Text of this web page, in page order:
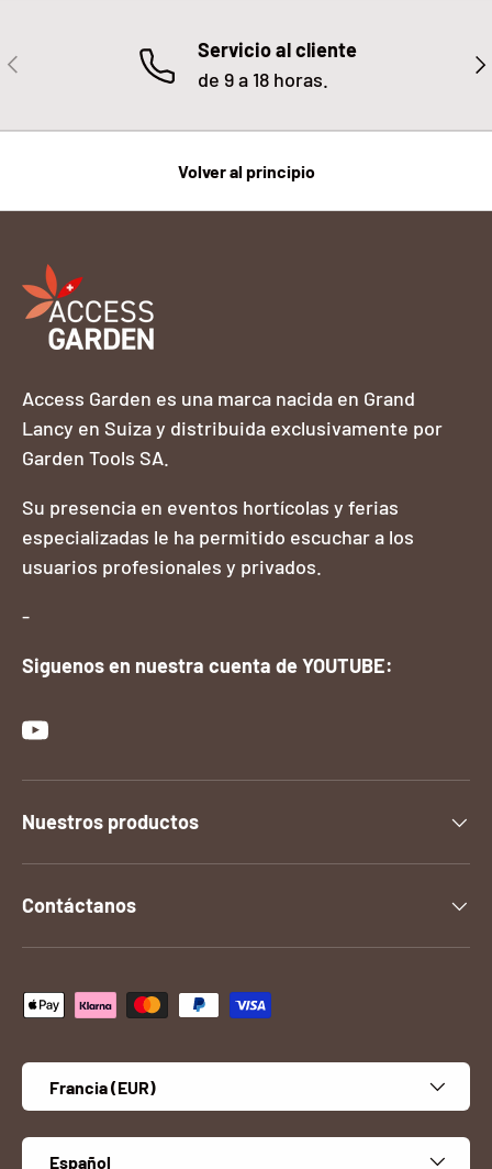
ANTERIOR
Servicio al cliente
de 9 a 18 horas.
Volver al principio
Access Garden es una marca nacida en Grand
Lancy en Suiza y distribuida exclusivamente por
Garden Tools SA.
Su presencia en eventos hortícolas y ferias
especializadas le ha permitido escuchar a los
usuarios profesionales y privados.
-
Siguenos en nuestra cuenta de YOUTUBE:
YouTube
Nuestros productos
Contáctanos
Formas de pago aceptadas
Francia (EUR)
Español